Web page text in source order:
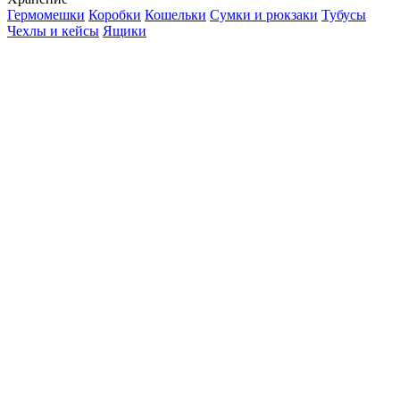
Гермомешки Коробки Кошельки Сумки и рюкзаки Тубусы
Чехлы и кейсы Ящики